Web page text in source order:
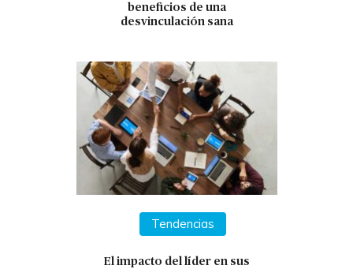
beneficios de una
desvinculación sana
Tendencias
El impacto del líder en sus